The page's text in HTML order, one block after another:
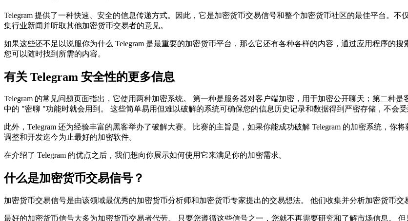
Telegram 提供了一种快速、安全的信息传递方式。因此，它是加密货币交易信号和整个加密货币社区的最佳平台。不
集行业新闻并听取其他加密货币交易者的意见。
如果这些还不足以说服你为什么 Telegram 是最重要的加密货币平台，那么它还有各种各样的内容，通过应用程序的
您可以随时找到所需的内容。
有关 Telegram 安全性的更多信息
Telegram 的常见问题页面指出，它使用两种加密系统。 第一种是服务器对客户端加密，用于加密公开聊天；第二种
中的 "密聊 "功能时就会用到。 这些简单易用但难以破解的系统可确保您的信息历史记录和数据得到严密存储，不会受
此外，Telegram 还为经验丰富的黑客举办了破解大赛。 比赛的主旨是，如果你能成功破解 Telegram 的加密系统，你
调整和开发迄今为止最好的加密软件。
在介绍了 Telegram 的优点之后，我们想向你展示如何使用它来满足你的加密需求。
什么是加密货币交易信号？
加密货币交易信号是由该领域最优秀的加密货币分析师和加密货币专家提出的交易想法。 他们收集并分析加密货币交
最好的加密货币信号大多为加密货币交易者代劳。 只要您遵循这些信号之一，您就不再需要研究和了解市场信息。